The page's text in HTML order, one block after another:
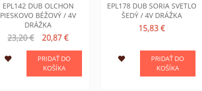
EPL142 DUB OLCHON
PIESKOVO BÉŽOVÝ / 4V
DRÁŽKA
23,20 € 20,87 €
PRIDAŤ DO
KOŠÍKA
EPL178 DUB SORIA SVETLO
ŠEDÝ / 4V DRÁŽKA
15,83 €
PRIDAŤ DO
KOŠÍKA